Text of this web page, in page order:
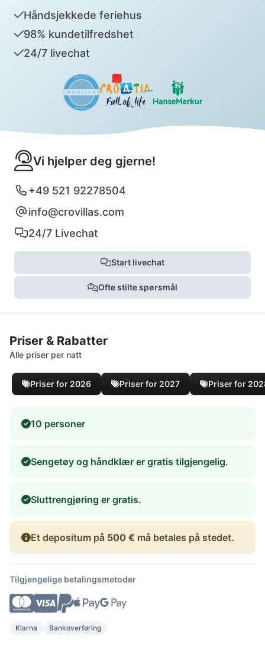
Håndsjekkede feriehus
98% kundetilfredshet
24/7 livechat
Vi hjelper deg gjerne!
+49 521 92278504
info@crovillas.com
24/7 Livechat
Start livechat
Ofte stilte spørsmål
Priser & Rabatter
Alle priser per natt
Priser for 2026 Priser for 2027 Priser for
10 personer
Sengetøy og håndklær er gratis tilgjengelig.
Sluttrengjøring er gratis.
Et depositum på 500 € må betales på stedet.
Tilgjengelige betalingsmetoder
Klarna Bankoverføring